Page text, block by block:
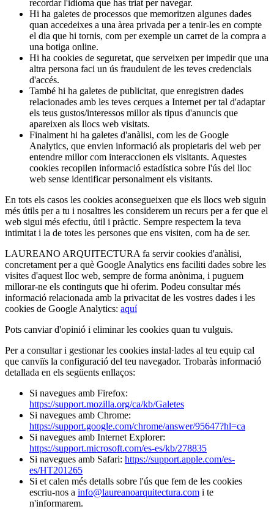
recordar l'idioma que has triat per navegar.
Hi ha galetes de processos que memoritzen algunes dades
quan accedeixes a una àrea privada per a tenir-les en compte
el dia que hi tornis, com per exemple un carret de la compra a
una botiga online.
Hi ha cookies de seguretat, que serveixen per impedir que una
altra persona faci un ús fraudulent de les teves credencials
d'accés.
També hi ha galetes de publicitat, que enregistren dades
relacionades amb les teves cerques a Internet per tal d'adaptar
els teus gustos/interessos millor als tipus d'anuncis que
apareixen als llocs web visitats.
Finalment hi ha galetes d'anàlisi, com les de Google
Analytics, que envien informació als propietaris del web per
entendre millor com interaccionen els visitants. Aquestes
cookies recopilen informació estadística sobre l'ús del lloc
web sense identificar personalment els visitants.
En tots els casos les cookies aconsegueixen que els llocs web siguin
més útils per a tu i nosaltres les considerem un recurs per a fer que el
web sigui més efectiu, útil i pràctic. Sempre respectem la teva
intimitat i la de totes les persones que ens visiten, com ha de ser.
LAUREANO ARQUITECTURA fa servir cookies d'anàlisi,
concretament per a què Google Analytics ens faciliti dades sobre les
visites d'aquest lloc web, sempre de forma anònima, i puguem
millorar-ne els continguts que hi oferim. Podeu consultar més
informació relacionada amb la privacitat de les vostres dades i les
cookies de Google Analytics: aquí
Pots canviar d'opinió i eliminar les cookies quan tu vulguis.
Per a consultar i gestionar les cookies instal·lades al teu equip cal
que canviïs la configuració del teu navegador. Trobaràs informació
detallada en els següents enllaços:
Si navegues amb Firefox:
https://support.mozilla.org/ca/kb/Galetes
Si navegues amb Chrome:
https://support.google.com/chrome/answer/95647?hl=ca
Si navegues amb Internet Explorer:
https://support.microsoft.com/es-es/kb/278835
Si navegues amb Safari: https://support.apple.com/es-
es/HT201265
Si et calen més detalls sobre l'ús que fem de les cookies
escriu-nos a info@laureanoarquitectura.com i te
n'informarem.